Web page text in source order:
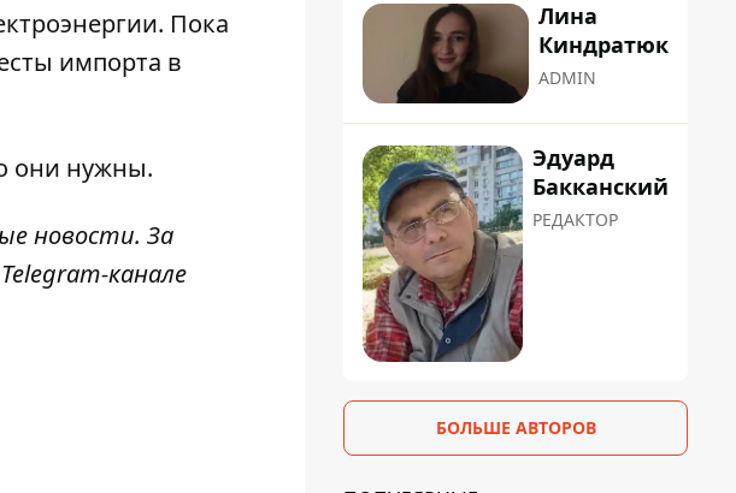
Пока
импорта в
они нужны.
новости. За
канале
Лина
Киндратюк
ADMIN
Эдуард
Бакканский
РЕДАКТОР
БОЛЬШЕ АВТОРОВ